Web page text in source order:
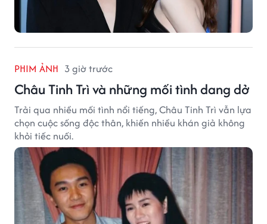
PHIM ẢNH 3 giờ trước
Châu Tinh Trì và những mối tình dang dở
Trải qua nhiều mối tình nổi tiếng, Châu Tinh Trì vẫn lựa
chọn cuộc sống độc thân, khiến nhiều khán giả không
khỏi tiếc nuối.